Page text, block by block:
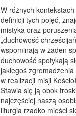
W różnych
definicji tych pojęć,
mistyka oraz
„duchowość
wspominają w żaden
duchowość spotykają
jakiegoś
w realizacji misji
Stawia się ją obok
najczęściej naszą
liturgia rzadko mieści